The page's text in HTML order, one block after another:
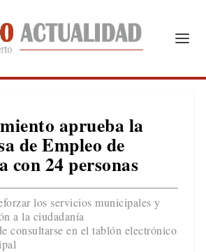
aprueba la
de Empleo de
con 24 personas
los servicios municipales y
a la ciudadanía
consultarse en el tablón electrónico